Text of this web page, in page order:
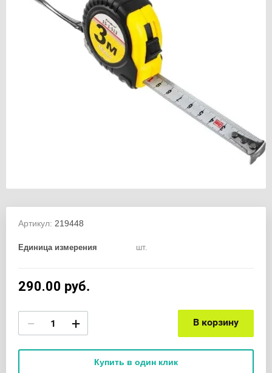
Артикул: 219448
Единица измерения шт.
290.00 руб.
− + В корзину
Купить в один клик